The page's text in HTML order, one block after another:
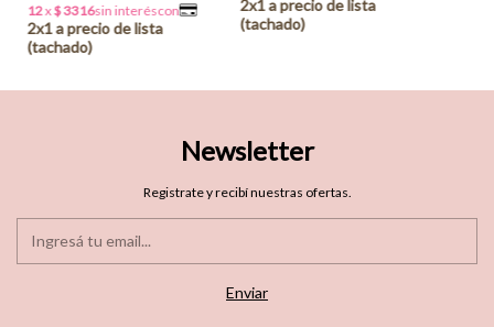
Newsletter
Registrate y recibí nuestras ofertas.